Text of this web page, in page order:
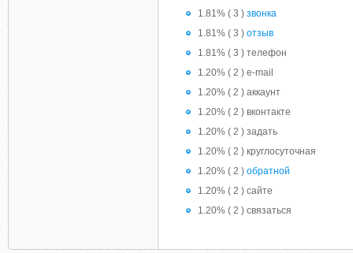
1.81% ( 3 ) звонка
1.81% ( 3 ) отзыв
1.81% ( 3 ) телефон
1.20% ( 2 ) e-mail
1.20% ( 2 ) аккаунт
1.20% ( 2 ) вконтакте
1.20% ( 2 ) задать
1.20% ( 2 ) круглосуточная
1.20% ( 2 ) обратной
1.20% ( 2 ) сайте
1.20% ( 2 ) связаться